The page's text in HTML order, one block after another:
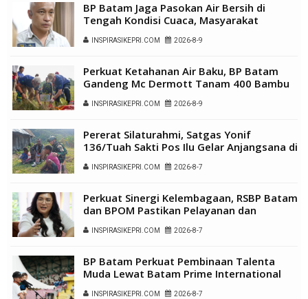
BP Batam Jaga Pasokan Air Bersih di
Tengah Kondisi Cuaca, Masyarakat
Diimbau Gunakan Air Secara Bijak
INSPIRASIKEPRI.COM 2026-8-9
Perkuat Ketahanan Air Baku, BP Batam
Gandeng Mc Dermott Tanam 400 Bambu
Betung di Bendungan Sei Nongsa
INSPIRASIKEPRI.COM 2026-8-9
Pererat Silaturahmi, Satgas Yonif
136/Tuah Sakti Pos Ilu Gelar Anjangsana di
Kampung Alukme
INSPIRASIKEPRI.COM 2026-8-7
Perkuat Sinergi Kelembagaan, RSBP Batam
dan BPOM Pastikan Pelayanan dan
Ketersediaan Obat Aman
INSPIRASIKEPRI.COM 2026-8-7
BP Batam Perkuat Pembinaan Talenta
Muda Lewat Batam Prime International
Grassroot Football Festival 2026
INSPIRASIKEPRI.COM 2026-8-7